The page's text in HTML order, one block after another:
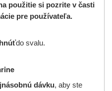
použitie si pozrite v časti
pre používateľa.
do svalu.
dávku, aby ste